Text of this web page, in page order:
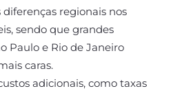
diferenças regionais nos
sendo que grandes
Paulo e Rio de Janeiro
caras.
adicionais, como taxas